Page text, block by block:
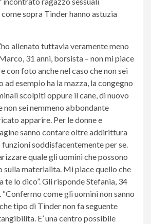
sopra Tinder hanno astuzia
allenato tuttavia veramente meno
31 anni, borsista – non mi piace
con foto anche nel caso che non sei
ad esempio ha la mazza, la congegno
scolpiti oppure il cane, di nuovo
non sei nemmeno abbondante
apparire. Per le donne e
sanno contare oltre addirittura
funzioni soddisfacentemente per se.
quale gli uomini che possono
sulla materialita. Mi piace quello che
te lo dico”. Gli risponde Stefania, 34
come gli uomini non sanno
tipo di Tinder non fa seguente
E’ una centro possibile